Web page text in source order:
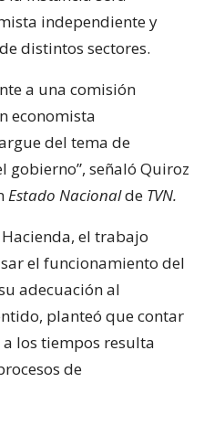
independiente y
distintos sectores.
a una comisión
economista
del tema de
señaló Quiroz
Estado Nacionalde TVN.
el trabajo
el funcionamiento del
adecuación al
planteó que contar
los tiempos resulta
de